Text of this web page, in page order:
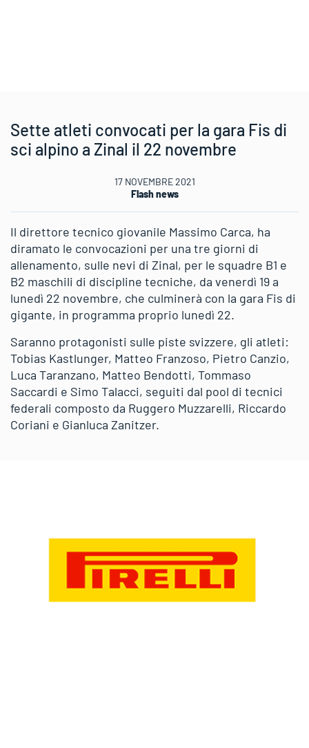
Sette atleti convocati per la gara Fis di
sci alpino a Zinal il 22 novembre
17 NOVEMBRE 2021
Flash news
Il direttore tecnico giovanile Massimo Carca, ha
diramato le convocazioni per una tre giorni di
allenamento, sulle nevi di Zinal, per le squadre B1 e
B2 maschili di discipline tecniche, da venerdì 19 a
lunedì 22 novembre, che culminerà con la gara Fis di
gigante, in programma proprio lunedì 22.
Saranno protagonisti sulle piste svizzere, gli atleti:
Tobias Kastlunger, Matteo Franzoso, Pietro Canzio,
Luca Taranzano, Matteo Bendotti, Tommaso
Saccardi e Simo Talacci, seguiti dal pool di tecnici
federali composto da Ruggero Muzzarelli, Riccardo
Coriani e Gianluca Zanitzer.